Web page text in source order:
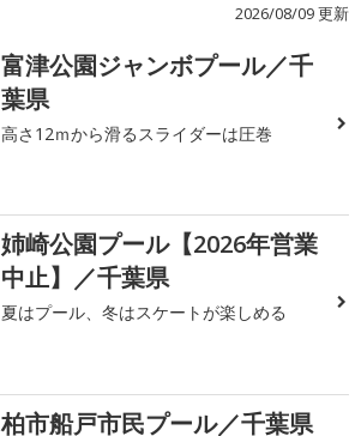
2026/08/09 更新
富津公園ジャンボプール／千
葉県
高さ12ｍから滑るスライダーは圧巻
姉崎公園プール【2026年営業
中止】／千葉県
夏はプール、冬はスケートが楽しめる
柏市船戸市民プール／千葉県